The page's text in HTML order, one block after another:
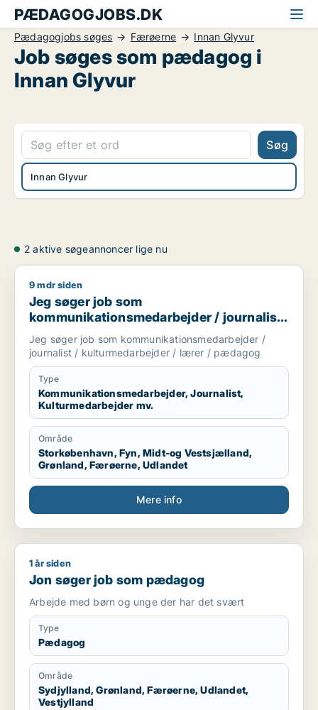
PÆDAGOGJOBS.DK
Pædagogjobs søges Færøerne Innan Glyvur
Job søges som pædagog i
Innan Glyvur
Søg
Innan Glyvur
2 aktive søgeannoncer lige nu
Jeg søger job som kommunikationsmedarbejder /
9 mdr siden
Jeg søger job som
kommunikationsmedarbejder / journalist
/ kulturmedarbejder / lærer / pædagog
Jeg søger job som kommunikationsmedarbejder /
journalist / kulturmedarbejder / lærer / pædagog
Type
Kommunikationsmedarbejder, Journalist,
Kulturmedarbejder mv.
Område
Storkøbenhavn, Fyn, Midt-og Vestsjælland,
Grønland, Færøerne, Udlandet
Mere info
Jon søger job som pædagog
1 år siden
Jon søger job som pædagog
Arbejde med børn og unge der har det svært
Type
Pædagog
Område
Sydjylland, Grønland, Færøerne, Udlandet,
Vestjylland